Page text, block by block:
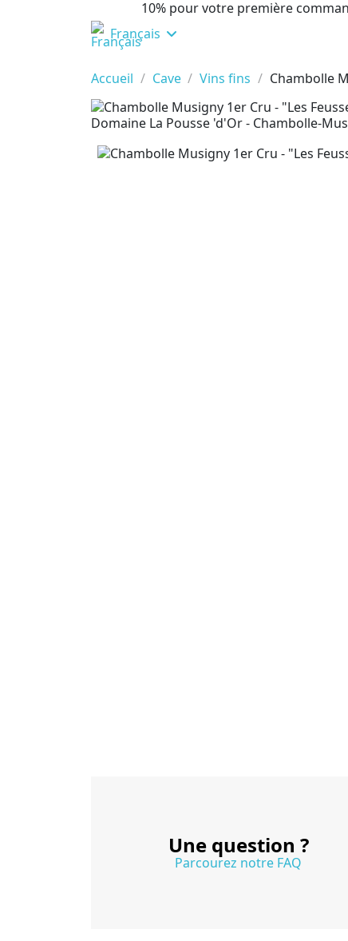
10% pour votre première
Français
Accueil
Cave Vins fins Chambolle
Une question ?
Parcourez notre FAQ